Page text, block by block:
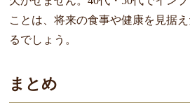
ことは、将来の食事や健康を見据
るでしょう。
まとめ